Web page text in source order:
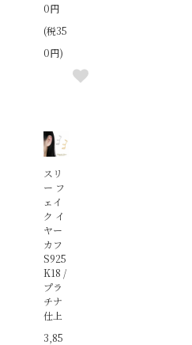
0円
(税35
0円)
スリ
ー フ
ェイ
ク イ
ヤー
カフ
S925
K18 /
プラ
チナ
仕上
3,85